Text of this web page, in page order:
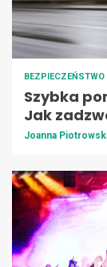
BEZPIECZEŃSTWO
Szybka
Jak
Joanna